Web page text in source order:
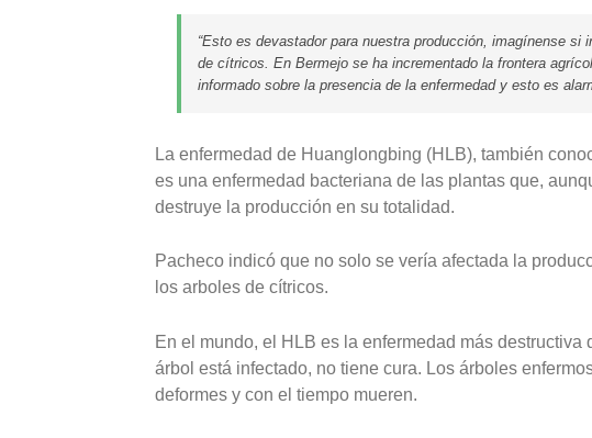
“Esto es devastador para nuestra producción, imagínense si
de cítricos. En Bermejo se ha incrementado la frontera
informado sobre la presencia de la enfermedad y esto es
La enfermedad de Huanglongbing (HLB), también
es una enfermedad bacteriana de las plantas que,
destruye la producción en su totalidad.
Pacheco indicó que no solo se vería afectada la
los arboles de cítricos.
En el mundo, el HLB es la enfermedad más
árbol está infectado, no tiene cura. Los árboles
deformes y con el tiempo mueren.